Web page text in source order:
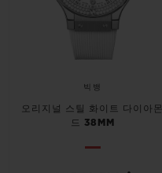
빅뱅
오리지널 스틸 화이트 다이아몬
드 38MM